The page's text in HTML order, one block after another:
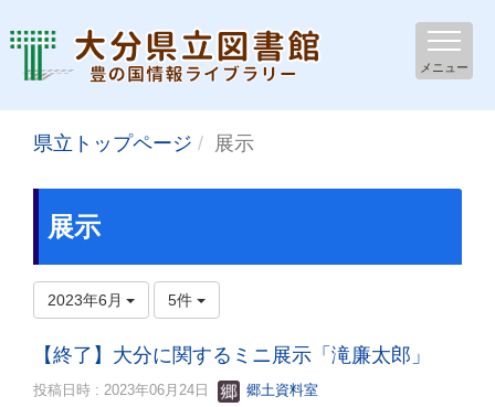
メニュー
県立トップページ 展示
展示
2023年6月 5件
【終了】大分に関するミニ展示「滝廉太郎」
投稿日時 : 2023年06月24日 郷土資料室